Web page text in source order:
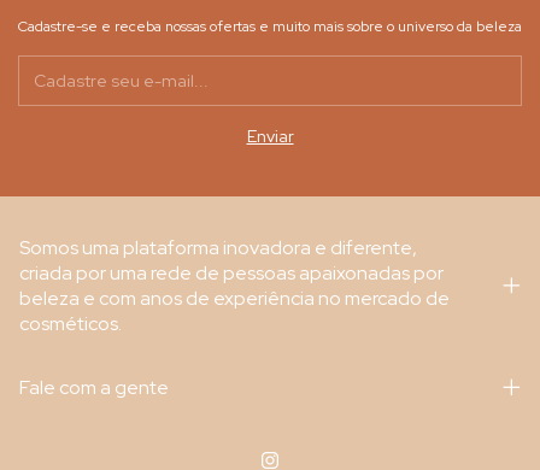
Cadastre-se e receba nossas ofertas e muito mais sobre o universo da beleza
Somos uma plataforma inovadora e diferente,
criada por uma rede de pessoas apaixonadas por
beleza e com anos de experiência no mercado de
cosméticos.
Fale com a gente